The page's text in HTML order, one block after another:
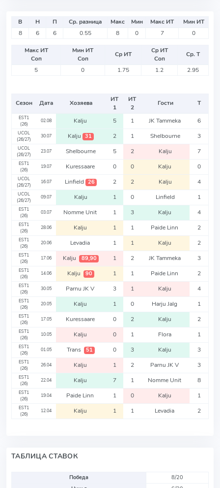
В Н П Ср. разница Макс Мин Макс ИТ
Мин ИТ
8
6 6 0.55 8 0 7 0
Макс ИТ
Соп
Мин ИТ
Соп
Ср ИТ
Ср ИТ
Соп
Ср. Т
5
0 1.75 1.2 2.95
Сезон Дата Хозяева
ИТ
1
ИТ
2
Гости Т
EST1
(26)
02.08 Kalju 5 1 JK Tammeka 6
UCOL
(26/27)
30.07 Kalju 31 2 1 Shelbourne 3
UCOL
(26/27)
23.07 Shelbourne 5 2 Kalju 7
EST1
(26)
19.07 Kuressaare 0 0 Kalju 0
UCOL
(26/27)
16.07 Linfield 26 2 2 Kalju 4
UCOL
(26/27)
09.07 Kalju 1 0 Linfield 1
EST1
(26)
03.07 Nomme Unit 1 3 Kalju 4
EST1
(26)
28.06 Kalju 1 1 Paide Linn 2
EST1
(26)
20.06 Levadia 1 1 Kalju 2
EST1
(26)
17.06 Kalju 89,90 1 2 JK Tammeka 3
EST1
(26)
14.06 Kalju 90 1 1 Paide Linn 2
EST1
(26)
30.05 Parnu JK V 3 1 Kalju 4
EST1
(26)
20.05 Kalju 1 0 Harju Jalg 1
EST1
(26)
17.05 Kuressaare 0 2 Kalju 2
EST1
(26)
10.05 Kalju 0 1 Flora 1
EST1
(26)
01.05 Trans 51 0 3 Kalju 3
EST1
(26)
26.04 Kalju 1 2 Parnu JK V 3
EST1
(26)
22.04 Kalju 7 1 Nomme Unit 8
EST1
(26)
19.04 Paide Linn 1 0 Kalju 1
EST1
(26)
12.04 Kalju 1 1 Levadia 2
ТАБЛИЦА СТАВОК
Победа
8/20